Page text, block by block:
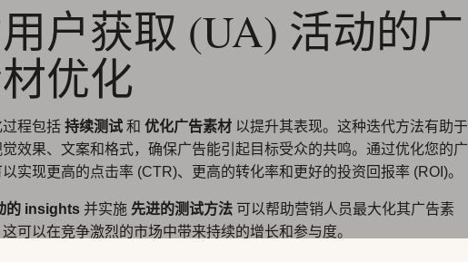
户获取 (UA) 活动的广
优化
程包括 持续测试 和 优化广告素材 以提升其表现。这种迭代方法有助于
效果、文案和格式，确保广告能引起目标受众的共鸣。通过优化您的广
实现更高的点击率 (CTR)、更高的转化率和更好的投资回报率 (ROI)。
的 insights 并实施 先进的测试方法 可以帮助营销人员最大化其广告素
可以在竞争激烈的市场中带来持续的增长和参与度。